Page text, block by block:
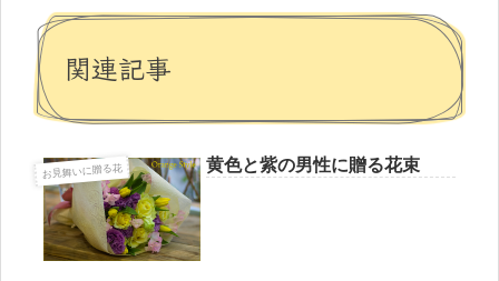
関連記事
お見舞いに贈る花 黄色と紫の男性に贈る花束